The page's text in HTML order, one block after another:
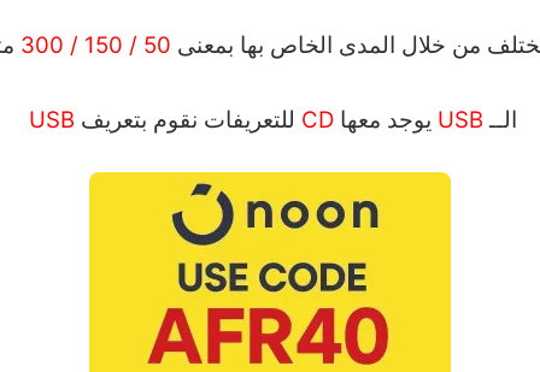
من خلال المدى الخاص بها بمعنى 50 / 150 / 300
الــ USB يوجد معها CD للتعريفات نقوم بتعريف USB